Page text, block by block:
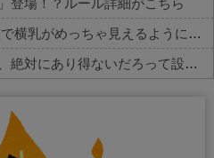
登場！？ルール詳細がこちら
【画像】 不知火舞さん、調整で横乳がめっちゃ見えるようになるｗｗｗｗｗｗ
【衝撃】 ガンダムSEEDさん、絶対にあり得ないだろって設定がこちらｗｗｗ